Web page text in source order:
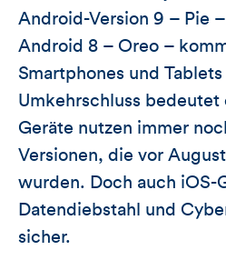
Android-Version 9 – Pie
Android 8 – Oreo –
Smartphones und
Umkehrschluss
Geräte nutzen immer
Versionen, die vor
wurden. Doch auch iOS-
Datendiebstahl und
sicher.